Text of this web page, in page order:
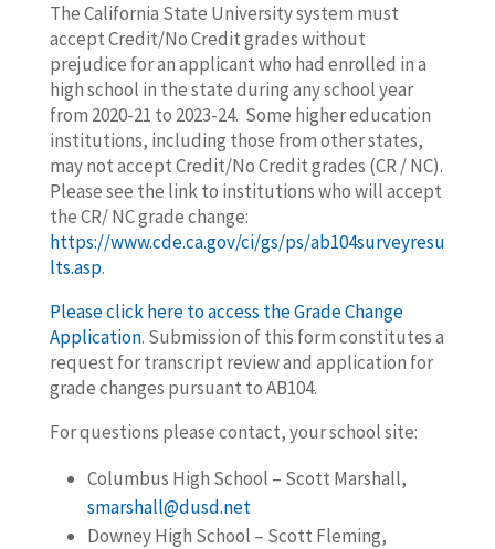
The California State University system must
accept Credit/No Credit grades without
prejudice for an applicant who had enrolled in a
high school in the state during any school year
from 2020-21 to 2023-24. Some higher education
institutions, including those from other states,
may not accept Credit/No Credit grades (CR / NC).
Please see the link to institutions who will accept
the CR/ NC grade change:
https://www.cde.ca.gov/ci/gs/ps/ab104surveyresu
lts.asp.
Please click here to access the Grade Change
Application. Submission of this form constitutes a
request for transcript review and application for
grade changes pursuant to AB104.
For questions please contact, your school site:
Columbus High School – Scott Marshall,
smarshall@dusd.net
Downey High School – Scott Fleming,